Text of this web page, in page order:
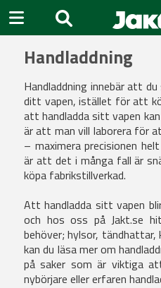
Handladdning
Handladdning innebär att
ditt vapen, istället för att
att handladda sitt vapen
är att man vill laborera för
– maximera precisionen
är att det i många fall är
köpa fabrikstillverkad.
Att handladda sitt vapen
och hos oss på Jakt.se
behöver; hylsor,
kan du läsa mer om
på saker som är viktiga
nybörjare eller erfaren